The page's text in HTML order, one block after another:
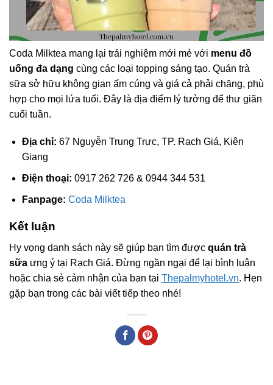
Coda Milktea mang lại trải nghiệm mới mẻ với menu đồ
uống đa dạng cùng các loại topping sáng tạo. Quán trà
sữa sở hữu không gian ấm cúng và giá cả phải chăng, phù
hợp cho mọi lứa tuổi. Đây là địa điểm lý tưởng để thư giãn
cuối tuần.
Địa chỉ: 67 Nguyễn Trung Trực, TP. Rạch Giá, Kiên
Giang
Điện thoại: 0917 262 726 & 0944 344 531
Fanpage: Coda Milktea
Kết luận
Hy vọng danh sách này sẽ giúp bạn tìm được quán trà
sữa ưng ý tại Rạch Giá. Đừng ngần ngại để lại bình luận
hoặc chia sẻ cảm nhận của bạn tại Thepalmyhotel.vn. Hẹn
gặp bạn trong các bài viết tiếp theo nhé!